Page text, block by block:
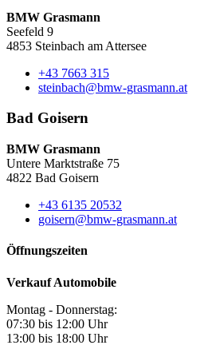
BMW Grasmann
Seefeld 9
4853 Steinbach am Attersee
+43 7663 315
steinbach@bmw-grasmann.at
Bad Goisern
BMW Grasmann
Untere Marktstraße 75
4822 Bad Goisern
+43 6135 20532
goisern@bmw-grasmann.at
Öffnungszeiten
Verkauf Automobile
Montag - Donnerstag:
07:30 bis 12:00 Uhr
13:00 bis 18:00 Uhr